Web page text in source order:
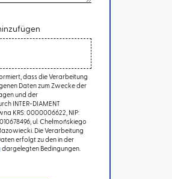
dass die Verarbeitung
Daten zum Zwecke der
und der
INTER-DIAMENT
KRS: 0000006622, NIP:
ul. Chełmońskiego
Die Verarbeitung
erfolgt zu den in der
dargelegten Bedingungen.